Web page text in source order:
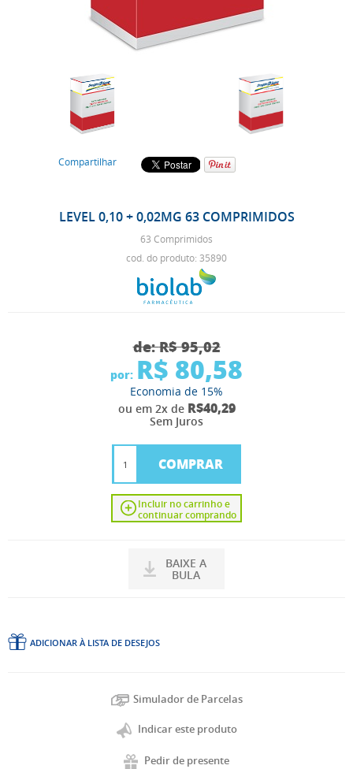
Compartilhar
LEVEL 0,10 + 0,02MG 63 COMPRIMIDOS
63 Comprimidos
cod. do produto: 35890
de:R$ 95,02
por: R$ 80,58
Economia de 15%
ou em 2x de R$40,29
Sem Juros
COMPRAR
Incluir no carrinho e
continuar comprando
BAIXE A
BULA
ADICIONAR À LISTA DE DESEJOS
Simulador de Parcelas
Indicar este produto
Pedir de presente